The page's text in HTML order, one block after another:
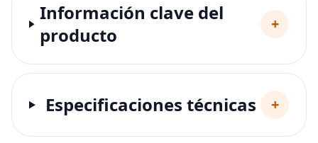
Información clave del
producto
+
Especificaciones técnicas +